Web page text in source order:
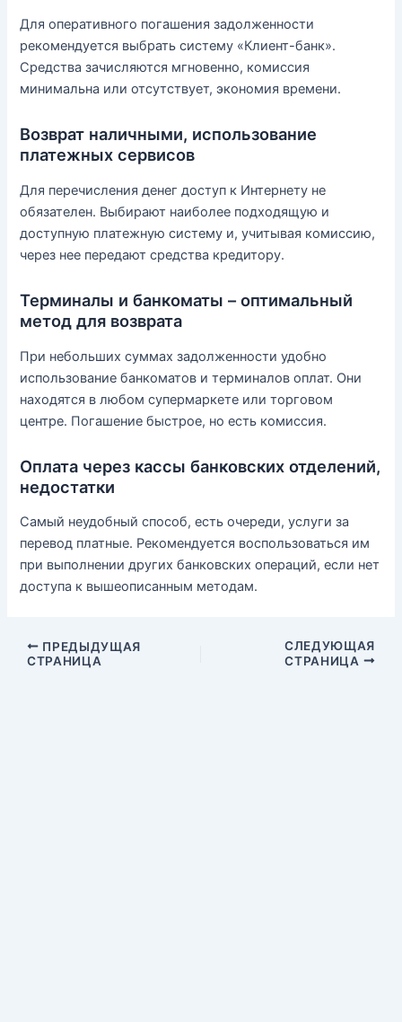
Для оперативного погашения задолженности
рекомендуется выбрать систему «Клиент-банк».
Средства зачисляются мгновенно, комиссия
минимальна или отсутствует, экономия времени.
Возврат наличными, использование
платежных сервисов
Для перечисления денег доступ к Интернету не
обязателен. Выбирают наиболее подходящую и
доступную платежную систему и, учитывая комиссию,
через нее передают средства кредитору.
Терминалы и банкоматы – оптимальный
метод для возврата
При небольших суммах задолженности удобно
использование банкоматов и терминалов оплат. Они
находятся в любом супермаркете или торговом
центре. Погашение быстрое, но есть комиссия.
Оплата через кассы банковских отделений,
недостатки
Самый неудобный способ, есть очереди, услуги за
перевод платные. Рекомендуется воспользоваться им
при выполнении других банковских операций, если нет
доступа к вышеописанным методам.
ПРЕДЫДУЩАЯ
СТРАНИЦА
СЛЕДУЮЩАЯ
СТРАНИЦА